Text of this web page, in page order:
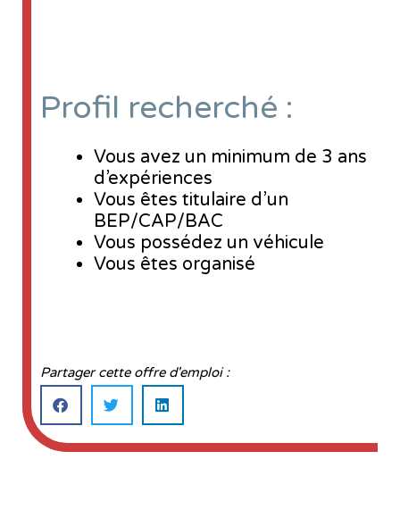
Profil recherché :
Vous avez un minimum de 3 ans
d’expériences
Vous êtes titulaire d’un
BEP/CAP/BAC
Vous possédez un véhicule
Vous êtes organisé
Partager cette offre d'emploi :